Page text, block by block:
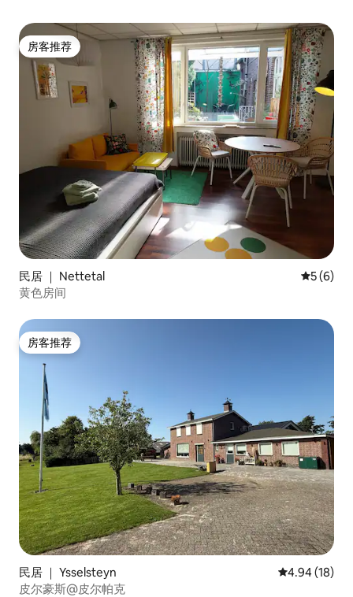
房客推荐
房客推荐
民居 ｜ Nettetal 平均评分
5 (6)
黄色房间
房客推荐
房客推荐
民居 ｜ Ysselsteyn 平均评分
4.94 (18)
皮尔豪斯@皮尔帕克